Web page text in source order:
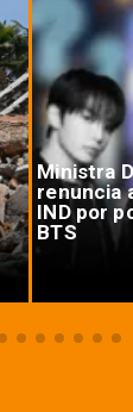
Ministra
renuncia
IND por
BTS